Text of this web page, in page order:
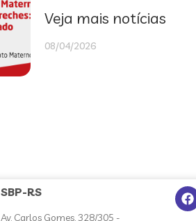
Veja mais notícias
08/04/2026
SBP-RS
Av. Carlos Gomes, 328/305 -